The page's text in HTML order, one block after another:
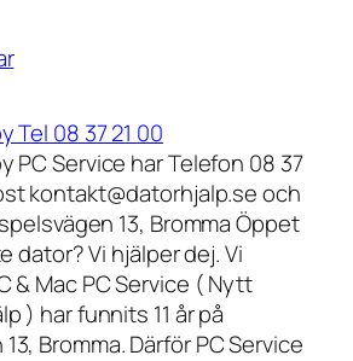
Tel 08 37 21 00
PC Service har Telefon 08 37
kontakt@datorhjalp.se och
13, Bromma Öppet
dator? Vi hjälper dej. Vi
& Mac PC Service ( Nytt
) har funnits 11 år på
Bromma. Därför PC Service